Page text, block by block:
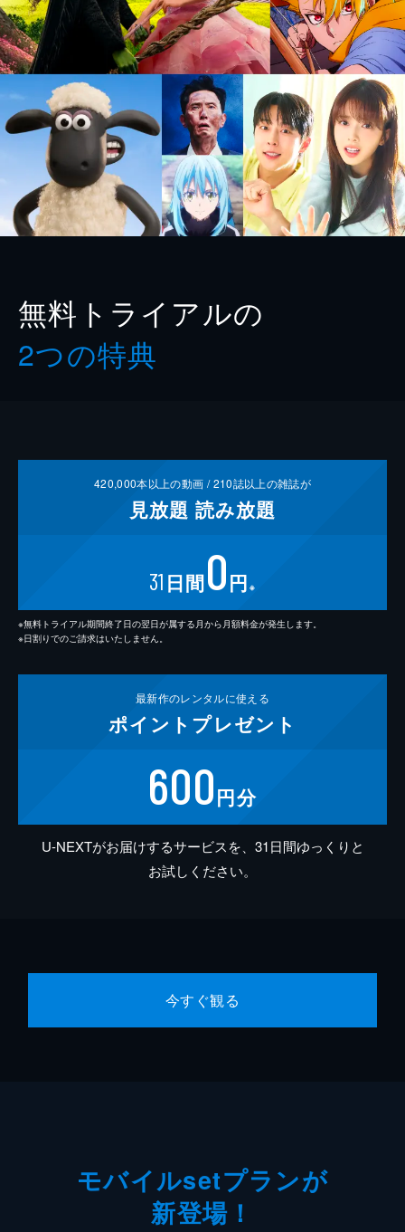
無料トライアルの
2つの特典
420,000本以上の動画 /210誌以上の雑誌が
見放題 読み放題
31 日間0円 ※
※無料トライアル期間終了日の翌日が属する月から月額料金が発生します。
※日割りでのご請求はいたしません。
最新作のレンタルに使える
ポイント プレゼント
600円分
U-NEXTがお届けするサービスを、31日間ゆっくりと
お試しください。
今すぐ観る
モバイルsetプランが
新登場！